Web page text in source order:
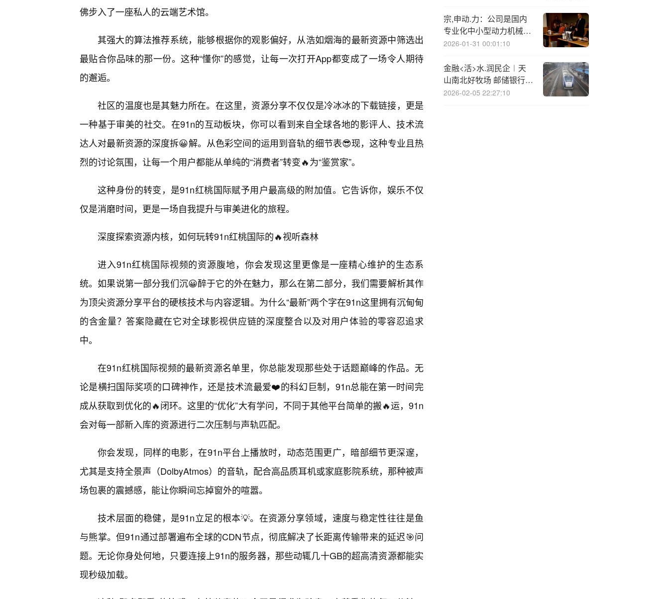
佛步入了一座私人的云端艺术馆。
其强大的算法推荐系统，能够根据你的观影偏好，从浩如烟海的最新资源中筛选出
最贴合你品味的那一份。这种“懂你”的感觉，让每一次打开App都变成了一场令人期待
的邂逅。
社区的温度也是其魅力所在。在这里，资源分享不仅仅是冷冰冰的下载链接，更是
一种基于审美的社交。在91n的互动板块，你可以看到来自全球各地的影评人、技术流
达人对最新资源的深度拆😀解。从色彩空间的运用到音轨的细节表😎现，这种专业且热
烈的讨论氛围，让每一个用户都能从单纯的“消费者”转变🔥为“鉴赏家”。
这种身份的转变，是91n红桃国际赋予用户最高级的附加值。它告诉你，娱乐不仅
仅是消磨时间，更是一场自我提升与审美进化的旅程。
深度探索资源内核，如何玩转91n红桃国际的🔥视听森林
进入91n红桃国际视频的资源腹地，你会发现这里更像是一座精心维护的生态系
统。如果说第一部分我们沉😀醉于它的外在魅力，那么在第二部分，我们需要解析其作
为顶尖资源分享平台的硬核技术与内容逻辑。为什么“最新”两个字在91n这里拥有沉甸甸
的含金量？答案隐藏在它对全球影视供应链的深度整合以及对用户体验的零容忍追求
中。
在91n红桃国际视频的最新资源名单里，你总能发现那些处于话题巅峰的作品。无
论是横扫国际奖项的口碑神作，还是技术流最爱❤️的科幻巨制，91n总能在第一时间完
成从获取到优化的🔥闭环。这里的“优化”大有学问，不同于其他平台简单的搬🔥运，91n
会对每一部新入库的资源进行二次压制与声轨匹配。
你会发现，同样的电影，在91n平台上播放时，动态范围更广，暗部细节更深邃，
尤其是支持全景声（DolbyAtmos）的音轨，配合高品质耳机或家庭影院系统，那种被声
场包裹的震撼感，能让你瞬间忘掉窗外的喧嚣。
技术层面的稳健，是91n立足的根本💡。在资源分享领域，速度与稳定性往往是鱼
与熊掌。但91n通过部署遍布全球的CDN节点，彻底解决了长距离传输带来的延迟🎯问
题。无论你身处何地，只要连接上91n的服务器，那些动辄几十GB的超高清资源都能实
现秒级加载。
宗,申动.力：公司是国内
专业化中小型动力机械产
品制造基地之一
2026-01-31 00:01:10
金融<活>水.润民企︱天
山南北好牧场 邮储银行助
力牧歌新唱
2026-02-05 22:27:10